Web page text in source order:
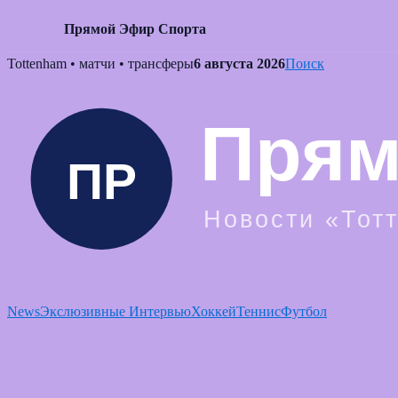
Прямой Эфир Спорта
Skip
Tottenham • матчи • трансферы6 августа 2026Поиск
NewsЭкслюзивные ИнтервьюХоккейТеннисФутбол